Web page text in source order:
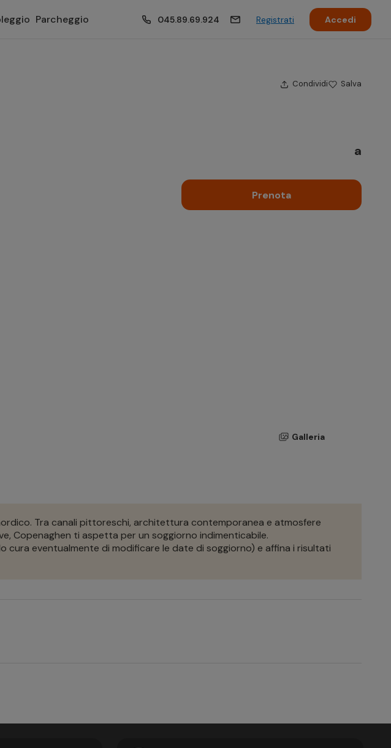
Parcheggio 045.89.69.924 Registrati Accedi
Condividi Salva
a
Prenota
Galleria
Tra canali pittoreschi, architettura contemporanea e atmosfere
Copenaghen ti aspetta per un soggiorno indimenticabile.
eventualmente di modificare le date di soggiorno) e affina i risultati